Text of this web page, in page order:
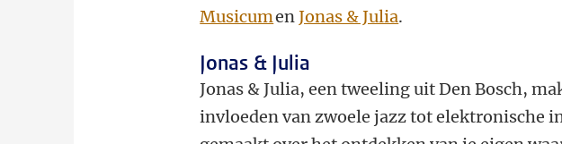
MusicumenJonas & Julia.
Jonas & Julia
Jonas & Julia, een tweeling uit Den Bosch,
invloeden van zwoele jazz tot elektronische